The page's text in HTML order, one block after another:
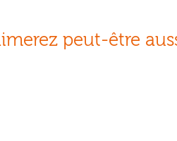
peut-être